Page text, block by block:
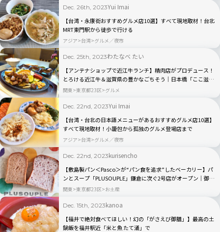
Dec. 26th, 2023Yui Imai
【台湾・永康街おすすめグルメ店10選】すべて現地取材！台北
MRT東門駅から徒歩で行ける
アジア 台湾 グルメ／夜市
Dec. 25th, 2023わたなべ たい
【アンテナショップで近江牛ランチ】精肉店がプロデュース！
とろける近江牛＆滋賀県の豊かなごちそう｜日本橋「ここ滋
賀」
関東 東京都23区 グルメ
Dec. 22nd, 2023Yui Imai
【台湾・台北の日本語メニューがあるおすすめグルメ店10選】
すべて現地取材！小籠包から孤独のグルメ登場店まで
アジア 台湾 グルメ／夜市
Dec. 22nd, 2023kurisencho
【敷島製パン＜Pasco＞が“パン食を追求”したベーカリー】パ
ンとスープ「PLUSOUPLE」鎌倉に次ぐ2号店がオープン｜御茶
ノ水
関東 東京都23区 お土産
Dec. 15th, 2023kanoa
【福井で絶対食べてほしい！幻の「がさえび御膳」】最高の土
鍋飯を福井駅近「米と魚 たて涌」で